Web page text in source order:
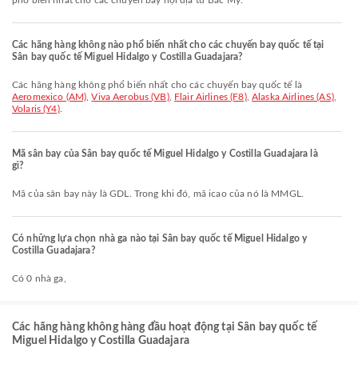
Các hãng hàng không nào phổ biến nhất cho các chuyến bay quốc tế tại
Sân bay quốc tế Miguel Hidalgo y Costilla Guadajara?
Các hãng hàng không phổ biến nhất cho các chuyến bay quốc tế là
Aeromexico (AM) ,Viva Aerobus (VB), Flair Airlines (F8),Alaska Airlines (AS),
Volaris (Y4).
Mã sân bay của Sân bay quốc tế Miguel Hidalgo y Costilla Guadajara là
gì?
Mã của sân bay này là GDL. Trong khi đó, mã icao của nó là MMGL.
Có những lựa chọn nhà ga nào tại Sân bay quốc tế Miguel Hidalgo y
Costilla Guadajara?
Có 0 nhà ga,
Các hãng hàng không hàng đầu hoạt động tại Sân bay quốc tế
Miguel Hidalgo y Costilla Guadajara